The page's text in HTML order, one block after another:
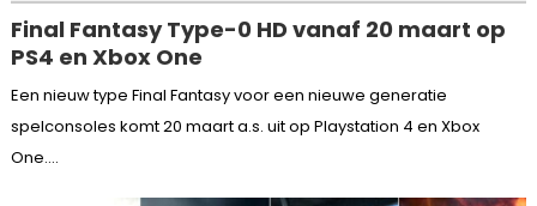
Final Fantasy Type-0 HD vanaf 20 maart op
PS4 en Xbox One
Een nieuw type Final Fantasy voor een nieuwe generatie
spelconsoles komt 20 maart a.s. uit op Playstation 4 en Xbox
One....